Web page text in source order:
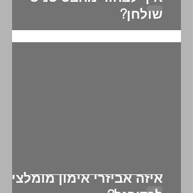
איך לבחור מחבט טניס
שולחן?